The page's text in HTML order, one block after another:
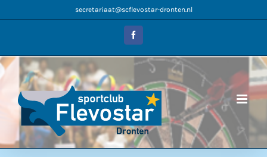
naar
secretariaat@scflevostar-dronten.nl
Facebook